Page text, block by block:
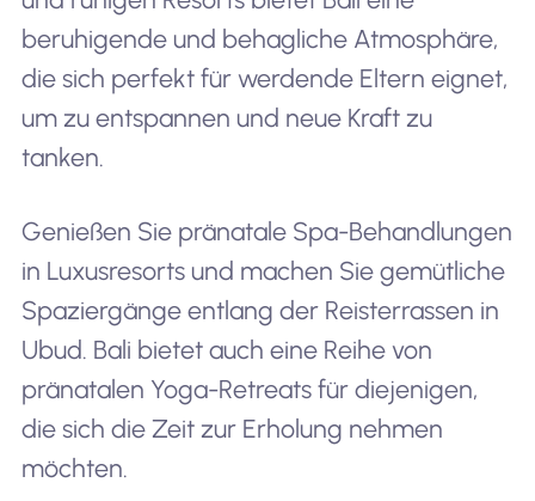
beruhigende und behagliche Atmosphäre,
die sich perfekt für werdende Eltern eignet,
um zu entspannen und neue Kraft zu
tanken.
Genießen Sie pränatale Spa-Behandlungen
in Luxusresorts und machen Sie gemütliche
Spaziergänge entlang der Reisterrassen in
Ubud. Bali bietet auch eine Reihe von
pränatalen Yoga-Retreats für diejenigen,
die sich die Zeit zur Erholung nehmen
möchten.